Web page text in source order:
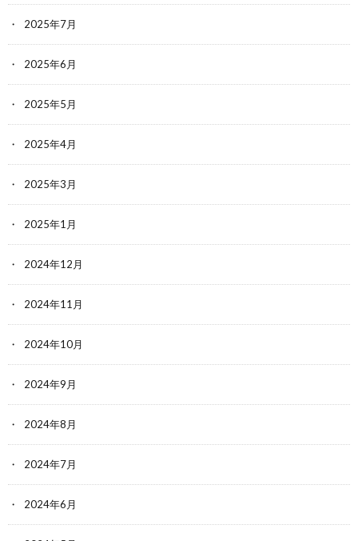
2025年7月
2025年6月
2025年5月
2025年4月
2025年3月
2025年1月
2024年12月
2024年11月
2024年10月
2024年9月
2024年8月
2024年7月
2024年6月